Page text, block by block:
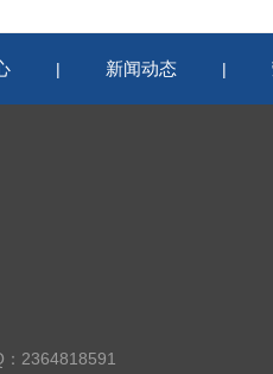
| 新闻动态 |
：2364818591